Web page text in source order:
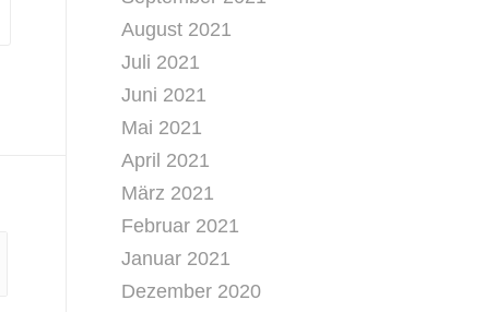
August 2021
Juli 2021
Juni 2021
Mai 2021
April 2021
März 2021
Februar 2021
Januar 2021
Dezember 2020